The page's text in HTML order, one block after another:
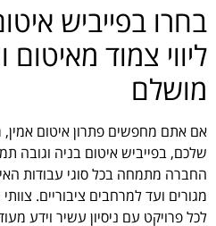
בחרו בפייביש
ליווי צמוד מאיטום
מושלם
אם אתם מחפשים פתרון איטום אמין,
שלכם, בפייביש איטום בניה וגובה
החברה מתמחה בכל סוגי עבודות
מגורים ועד למרחבים ציבוריים.
לכל פרויקט עם ניסיון עשיר וידע